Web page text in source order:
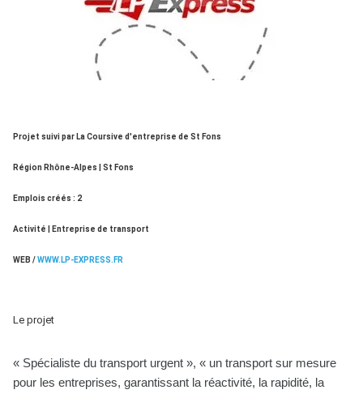
Projet suivi par La Coursive d'entreprise de St Fons
Région Rhône-Alpes | St Fons
Emplois créés : 2
Activité | Entreprise de transport
WEB /WWW.LP-EXPRESS.FR
Le projet
« Spécialiste du transport urgent », « un transport sur mesure
pour les entreprises, garantissant la réactivité, la rapidité, la